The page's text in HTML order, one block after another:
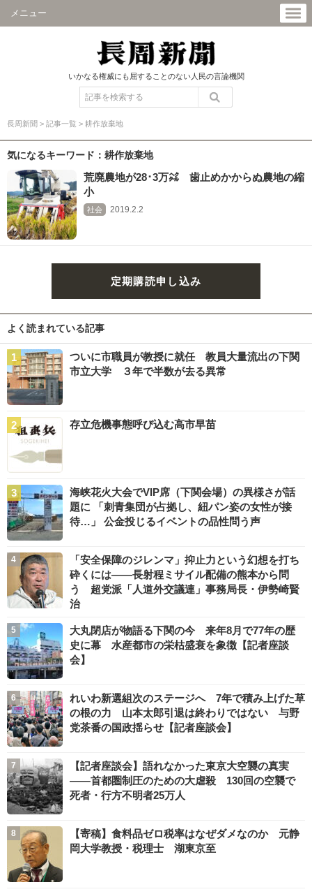
メニュー
いかなる権威にも屈することのない人民の言論機関
長周新聞 > 記事一覧 > 耕作放棄地
気になるキーワード：耕作放棄地
荒廃農地が28･3万㌶ 歯止めかからぬ農地の縮
小
社会 2019.2.2
定期購読申し込み
よく読まれている記事
ついに市職員が教授に就任 教員大量流出の下関
市立大学 ３年で半数が去る異常
存立危機事態呼び込む高市早苗
海峡花火大会でVIP席（下関会場）の異様さが話
題に 「刺青集団が占拠し、紐パン姿の女性が接
待…」 公金投じるイベントの品性問う声
「安全保障のジレンマ」抑止力という幻想を打ち
砕くには――長射程ミサイル配備の熊本から問
う 超党派「人道外交議連」事務局長・伊勢崎賢
治
大丸閉店が物語る下関の今 来年8月で77年の歴
史に幕 水産都市の栄枯盛衰を象徴【記者座談
会】
れいわ新選組次のステージへ 7年で積み上げた草
の根の力 山本太郎引退は終わりではない 与野
党茶番の国政揺らせ【記者座談会】
【記者座談会】語れなかった東京大空襲の真実
――首都圏制圧のための大虐殺 130回の空襲で
死者・行方不明者25万人
【寄稿】食料品ゼロ税率はなぜダメなのか 元静
岡大学教授・税理士 湖東京至